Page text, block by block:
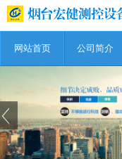
网站首页 公司简介